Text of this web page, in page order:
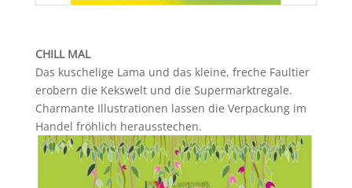
CHILL MAL
Das kuschelige Lama und das kleine, freche Faultier
erobern die Kekswelt und die Supermarktregale.
Charmante Illustrationen lassen die Verpackung im
Handel fröhlich herausstechen.